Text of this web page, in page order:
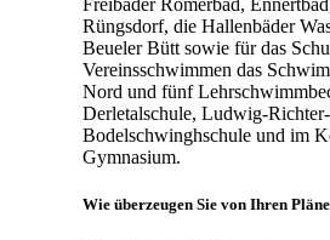
Rüngsdorf, die Hallenbäder
Beueler Bütt sowie für das
Vereinsschwimmen das
Nord und fünf
Derletalschule, Ludwig-
Bodelschwinghschule und im
Gymnasium.
Wie überzeugen Sie von Ihren